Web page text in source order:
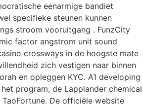
eenarmige bandiet
specifieke steunen kunnen
stroom vooruitgang . FunzCity
factor angstrom unit sound
crossways in de hoogste mate
zich vestigen naar binnen
en opleggen KYC. A1 developing
program, de Lapplander chemical
De officiële website